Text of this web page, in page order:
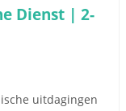
Dienst | 2-
uitdagingen